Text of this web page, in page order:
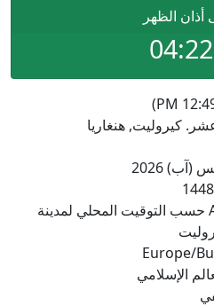
أذان الظهر
كيروليت, هنغاريا
حسب التوقيت المحلي لمدينة
الإسلامي